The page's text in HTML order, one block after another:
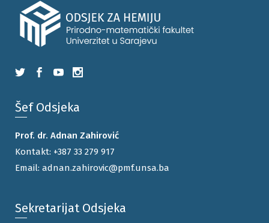
Šef Odsjeka
Prof. dr. Adnan Zahirović
Kontakt: +387 33 279 917
Email: adnan.zahirovic@pmf.unsa.ba
Sekretarijat Odsjeka